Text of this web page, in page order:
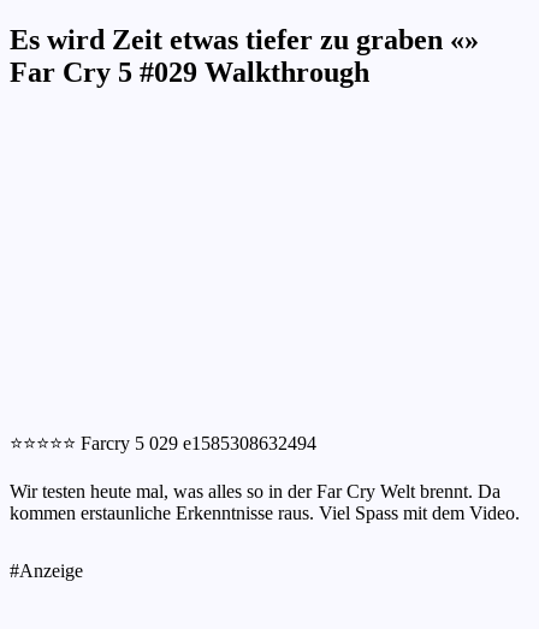
Es wird Zeit etwas tiefer zu graben «»
Far Cry 5 #029 Walkthrough
⭐⭐⭐⭐⭐ Farcry 5 029 e1585308632494
Wir testen heute mal, was alles so in der Far Cry Welt brennt. Da
kommen erstaunliche Erkenntnisse raus. Viel Spass mit dem Video.
#Anzeige